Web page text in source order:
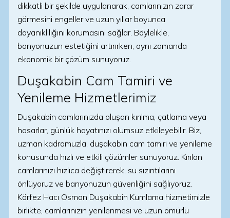
dikkatli bir şekilde uygulanarak, camlarınızın zarar
görmesini engeller ve uzun yıllar boyunca
dayanıklılığını korumasını sağlar. Böylelikle,
banyonuzun estetiğini artırırken, aynı zamanda
ekonomik bir çözüm sunuyoruz.
Duşakabin Cam Tamiri ve
Yenileme Hizmetlerimiz
Duşakabin camlarınızda oluşan kırılma, çatlama veya
hasarlar, günlük hayatınızı olumsuz etkileyebilir. Biz,
uzman kadromuzla, duşakabin cam tamiri ve yenileme
konusunda hızlı ve etkili çözümler sunuyoruz. Kırılan
camlarınızı hızlıca değiştirerek, su sızıntılarını
önlüyoruz ve banyonuzun güvenliğini sağlıyoruz.
Körfez Hacı Osman Duşakabin Kumlama hizmetimizle
birlikte, camlarınızın yenilenmesi ve uzun ömürlü